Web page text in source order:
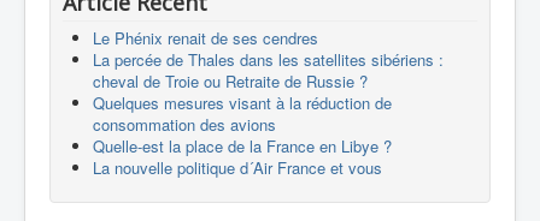
Europespace
DronesLe Phénix renait de ses cendres
La percée de Thales dans les satellites sibériens :
cheval de Troie ou Retraite de Russie ?
Quelques mesures visant à la réduction de
consommation des avions
Quelle-est la place de la France en Libye ?
La nouvelle politique d´Air France et vous